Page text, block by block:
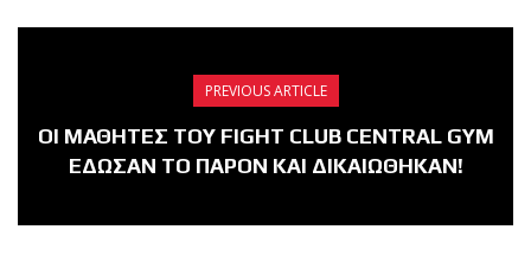
PREVIOUS ARTICLE
ΟΙ ΜΑΘΗΤΕΣ ΤΟΥ FIGHT CLUB CENTRAL GYM
ΕΔΩΣΑΝ ΤΟ ΠΑΡΟΝ ΚΑΙ ΔΙΚΑΙΩΘΗΚΑΝ!